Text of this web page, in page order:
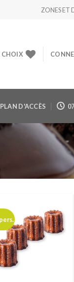
ZONES ET
CHOIX
PLAN D'ACCÈS
Ajouter
à ma
liste de
souhaits